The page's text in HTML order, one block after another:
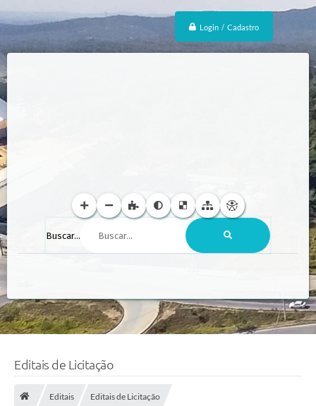
Login / Cadastro
Buscar...
Editais de Licitação
Editais Editais de Licitação